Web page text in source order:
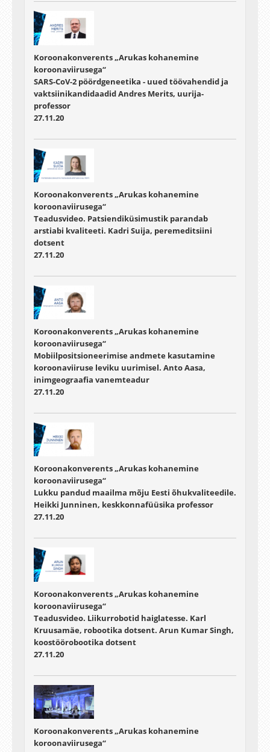
Koroonakonverents „Arukas kohanemine
koroonaviirusega“
SARS-CoV-2 pöördgeneetika - uued töövahendid ja
vaktsiinikandidaadid Andres Merits, uurija-
professor
27.11.20
Koroonakonverents „Arukas kohanemine
koroonaviirusega“
Teadusvideo. Patsiendiküsimustik parandab
arstiabi kvaliteeti. Kadri Suija, peremeditsiini
dotsent
27.11.20
Koroonakonverents „Arukas kohanemine
koroonaviirusega“
Mobiilpositsioneerimise andmete kasutamine
koroonaviiruse leviku uurimisel. Anto Aasa,
inimgeograafia vanemteadur
27.11.20
Koroonakonverents „Arukas kohanemine
koroonaviirusega“
Lukku pandud maailma mõju Eesti õhukvaliteedile.
Heikki Junninen, keskkonnafüüsika professor
27.11.20
Koroonakonverents „Arukas kohanemine
koroonaviirusega“
Teadusvideo. Liikurrobotid haiglatesse. Karl
Kruusamäe, robootika dotsent. Arun Kumar Singh,
koostöörobootika dotsent
27.11.20
Koroonakonverents „Arukas kohanemine
koroonaviirusega“